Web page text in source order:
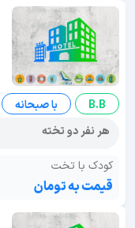
B.B
با صبحانه
هر نفر دو تخته
کودک با تخت
قیمت به تومان